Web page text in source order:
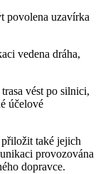
povolena uzavírka
vedena dráha,
vést po silnici,
účelové
také jejich
provozována
dopravce.